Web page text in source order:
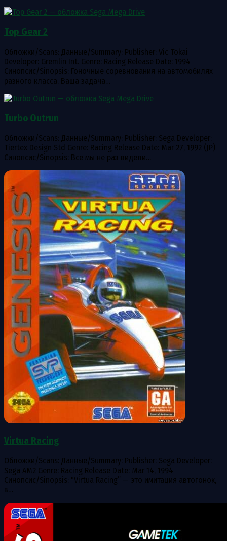
Top Gear 2
Обложки/Scans: Данные/Summary: Publisher: Vic Tokai
Developer: Gremlin Int. Genre: Racing Release Date: 1994
Синопсис/Sinopsis: Гоночные соревнования на автомобилях
разного класса. Ваша задача…
Turbo Outrun
Обложки/Scans: Данные/Summary: Publisher: Sega Developer:
Tiertex Design Std Genre: Racing Release Date: Mar 27, 1992 (JP)
Синопсис/Sinopsis: Все мы не раз видели…
Virtua Racing
Обложки/Scans: Данные/Summary: Publisher: Sega Developer:
Sega AM2 Genre: Racing Release Date: Mar 14, 1994
Синопсис/Sinopsis: "Virtua Racing” — это имитация автогонок,
в…